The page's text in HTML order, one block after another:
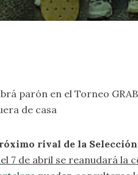
parón en el Torneo
de casa
rival de la
7 de abril se reanudará la